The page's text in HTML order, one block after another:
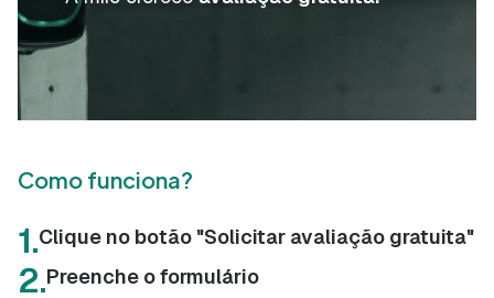
Como funciona?
1.Clique no botão "Solicitar avaliação gratuita"
2.Preenche o formulário